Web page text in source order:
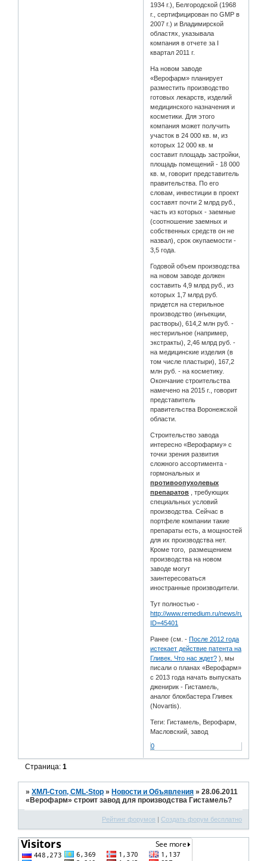
1934 г.), Белгородской (1968
г., сертифицирован по GMP в
2007 г.) и Владимирской
областях, указывала
компания в отчете за I
квартал 2011 г.
На новом заводе
«Верофарм» планирует
разместить производство
готовых лекарств, изделий
медицинского назначения и
косметики. Для этого
компания может получить
участок в 24 000 кв. м, из
которых 12 000 кв. м
составит площадь застройки,
площадь помещений - 18 000
кв. м, говорит представитель
правительства. По его
словам, инвестиции в проект
составят почти 2 млрд руб.,
часть из которых - заемные
(соотношение заемных и
собственных средств он не
назвал), срок окупаемости -
3,5 года.
Годовой объем производства
на новом заводе должен
составить 4,9 млрд руб., из
которых 1,7 млрд руб.
придется на стерильное
производство (инъекции,
растворы), 614,2 млн руб. -
нестерильное (например,
экстракты), 2,46 млрд руб. -
на медицинские изделия (в
том числе пластыри), 167,2
млн руб. - на косметику.
Окончание строительства
намечено на 2015 г., говорит
представитель
правительства Воронежской
области.
Строительство завода
интересно «Верофарму» с
точки зрения развития
сложного ассортимента -
гормональных и
противоопухолевых
препаратов
, требующих
специальных условий
производства. Сейчас в
портфеле компании такие
препараты есть, а мощностей
для их производства нет.
Кроме того, размещением
производства на новом
заводе могут
заинтересоваться
иностранные производители.
Тут полностью -
http://www.remedium.ru/news/russian/
ID=45401
Ранее (см. -После 2012 года
истекает действие патента на
Гливек. Что нас ждет? ), мы
писали о планах «Верофарм»
с 2013 года начать выпускать
дженирик - Гистамель,
аналог блокбастера Гливек
(Novartis).
Теги: Гистамель, Верофарм,
Масловский, завод
0
Страница:1
»ХМЛ-Стоп, CML-Stop » Новости и Объявления »28.06.2011
«Верофарм» строит завод для производства Гистамель?
Рейтинг форумов | Создать форум бесплатно